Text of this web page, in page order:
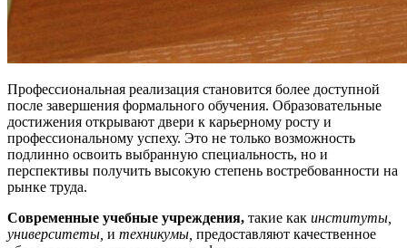
Профессиональная реализация становится более доступной
после завершения формального обучения. Образовательные
достижения открывают двери к карьерному росту и
профессиональному успеху. Это не только возможность
подлинно освоить выбранную специальность, но и
перспективы получить высокую степень востребованности на
рынке труда.
Современные учебные учреждения, такие как институты,
университеты, и техникумы, предоставляют качественное